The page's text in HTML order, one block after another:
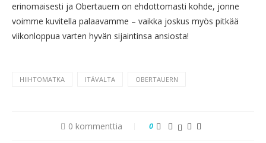
erinomaisesti ja Obertauern on ehdottomasti kohde, jonne
voimme kuvitella palaavamme – vaikka joskus myös pitkää
viikonloppua varten hyvän sijaintinsa ansiosta!
HIIHTOMATKA ITÄVALTA OBERTAUERN
0 kommenttia 0